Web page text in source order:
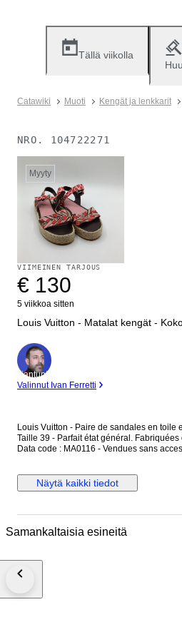
Tällä viikolla
Catawiki Muoti Kengät ja lenkkarit
NRO. 104722271
Myyty
VIIMEINEN TARJOUS
€ 130
5 viikkoa sitten
Louis Vuitton - Matalat kengät -
asiantuntija
Valinnut Ivan Ferretti
Louis Vuitton - Paire de sandales en toile
Taille 39 - Parfait état général. Fabriquées en Italie - Code d'authenticité,
Data code : MA0116 - Vendues sans
rose uni - Les sandales se ferment avec
Dimensions : Hauteur totale au talon 9,3
cm - Hauteur du talon 3,4 cm. Les sandales sont en parfait état général,
Näytä kaikki tiedot
Samankaltaisia esineitä